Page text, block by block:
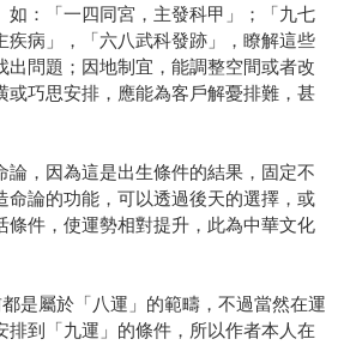
如：「一四同宮，主發科甲」；「九七
疾病」，「六八武科發跡」，瞭解這些
出問題；因地制宜，能調整空間或者改
或巧思安排，應能為客戶解憂排難，甚
論，因為這是出生條件的結果，固定不
命論的功能，可以透過後天的選擇，或
條件，使運勢相對提升，此為中華文化
是屬於「八運」的範疇，不過當然在運
排到「九運」的條件，所以作者本人在